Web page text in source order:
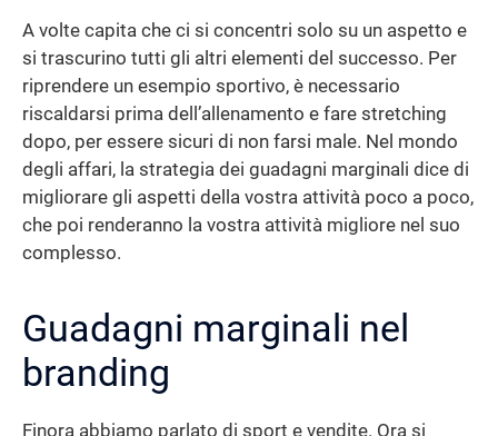
A volte capita che ci si concentri solo su un aspetto e
si trascurino tutti gli altri elementi del successo. Per
riprendere un esempio sportivo, è necessario
riscaldarsi prima dell’allenamento e fare stretching
dopo, per essere sicuri di non farsi male. Nel mondo
degli affari, la strategia dei guadagni marginali dice di
migliorare gli aspetti della vostra attività poco a poco,
che poi renderanno la vostra attività migliore nel suo
complesso.
Guadagni marginali nel
branding
Finora abbiamo parlato di sport e vendite. Ora si